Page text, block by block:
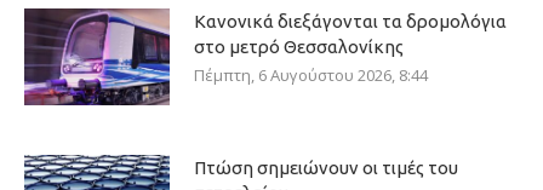
Κανονικά διεξάγονται τα δρομολόγια
στο μετρό Θεσσαλονίκης
Πέμπτη, 6 Αυγούστου 2026, 8:44
Πτώση σημειώνουν οι τιμές του